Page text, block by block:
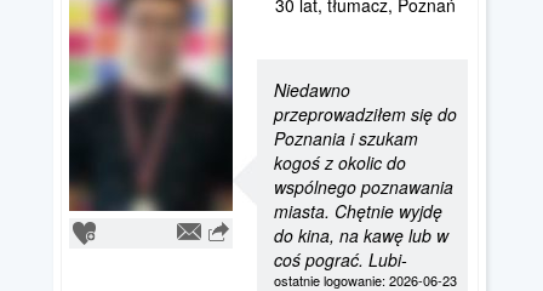
Niedawno
przeprowadziłem się do
Poznania i szukam
kogoś z okolic do
wspólnego poznawania
miasta. Chętnie wyjdę
do kina, na kawę lub w
coś pograć. Lubi-
ostatnie logowanie: 2026-06-23